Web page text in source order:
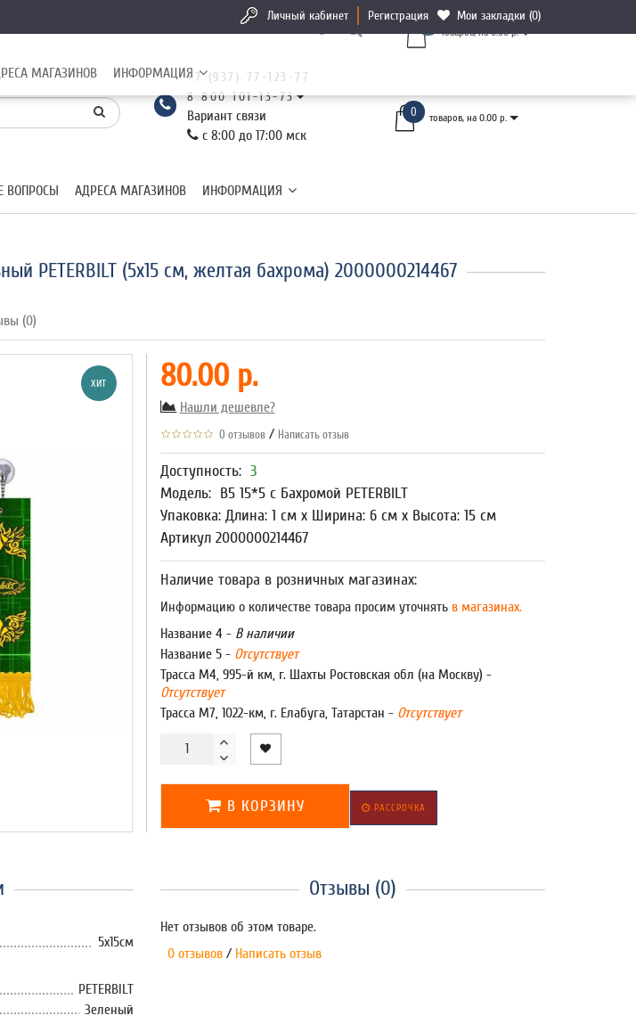
МАГАЗИНОВ ИНФОРМАЦИЯ
товаров, на 0.00 р.
Личный кабинет Регистрация Мои закладки (0)
+7 (937) 77-123-77
8 800 101-13-73
Вариант связи
с 8:00 до 17:00 мск
0 товаров, на 0.00 р.
ВОПРОСЫ АДРЕСА МАГАЗИНОВ ИНФОРМАЦИЯ
PETERBILT (5х15 см, желтая бахрома) 2000000214467
(0)
ХИТ 80.00 р.
Нашли дешевле?
0 отзывов / Написать отзыв
Доступность: 3
Модель: В5 15*5 с Бахромой PETERBILT
Упаковка: Длина: 1 см x Ширина: 6 см x Высота: 15 см
Артикул 2000000214467
Наличие товара в розничных магазинах:
Информацию о количестве товара просим уточнятьв магазинах.
Название 4 - В наличии
Название 5 - Отсутствует
Трасса М4, 995-й км, г. Шахты Ростовская обл (на Москву) -
Отсутствует
Трасса М7, 1022-км, г. Елабуга, Татарстан - Отсутствует
В КОРЗИНУ РАССРОЧКА
5х15см
PETERBILT
Зеленый
Отзывы (0)
Нет отзывов об этом товаре.
0 отзывов / Написать отзыв